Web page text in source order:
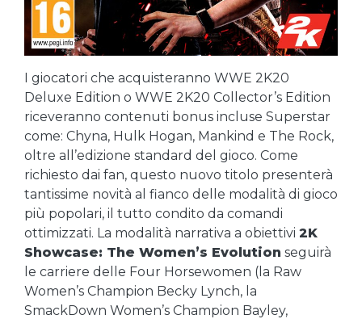
I giocatori che acquisteranno WWE 2K20
Deluxe Edition o WWE 2K20 Collector’s Edition
riceveranno contenuti bonus incluse Superstar
come: Chyna, Hulk Hogan, Mankind e The Rock,
oltre all’edizione standard del gioco. Come
richiesto dai fan, questo nuovo titolo presenterà
tantissime novità al fianco delle modalità di gioco
più popolari, il tutto condito da comandi
ottimizzati. La modalità narrativa a obiettivi 2K
Showcase: The Women’s Evolution seguirà
le carriere delle Four Horsewomen (la Raw
Women’s Champion Becky Lynch, la
SmackDown Women’s Champion Bayley,